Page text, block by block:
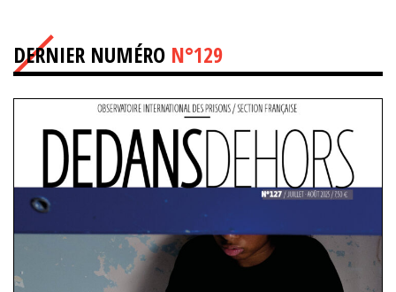
DERNIER NUMÉRO N°129